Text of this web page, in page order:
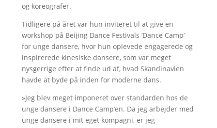
og koreografer.
Tidligere på året var hun inviteret til at give en
workshop på Beijing Dance Festivals ’Dance Camp’
for unge dansere, hvor hun oplevede engagerede og
inspirerede kinesiske dansere, som var meget
nysgerrige efter at finde ud af, hvad Skandinavien
havde at byde på inden for moderne dans.
»Jeg blev meget imponeret over standarden hos de
unge dansere i Dance Camp’en. Da jeg arbejder med
unge dansere i mit eget kompagni, er jeg